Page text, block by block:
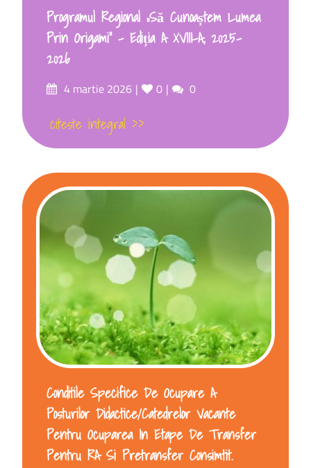
Programul Regional „Să Cunoaștem Lumea
Prin Origami” – Ediția A XVIII-A, 2025-
2026
4 martie 2026 0 0
citeste integral >>
Conditile Specifice De Ocupare A
Posturilor Didactice/catedrelor Vacante
Pentru Ocuparea In Etape De Transfer
Pentru RA Si Pretransfer Consimtit.